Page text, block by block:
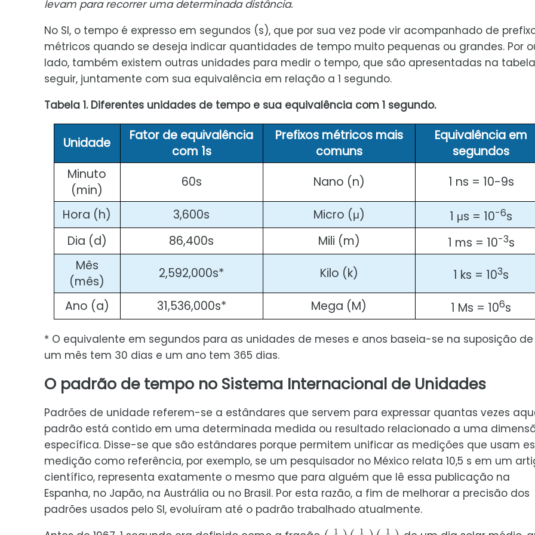
levam para recorrer uma determinada distância.
No SI, o tempo é expresso em segundos (s), que por sua vez pode vir acompanhado de
métricos quando se deseja indicar quantidades de tempo muito pequenas ou grandes. Por
lado, também existem outras unidades para medir o tempo, que são apresentadas na
seguir, juntamente com sua equivalência em relação a 1 segundo.
Tabela 1. Diferentes unidades de tempo e sua equivalência com 1 segundo.
Unidade
Fator de equivalência
com 1s
Prefixos métricos mais
comuns
Equivalência em
segundos
Minuto
(min)
60s Nano (n) 1 ns = 10-9s
Hora (h) 3,600s Micro (μ) 1 μs = 10-6s
Dia (d)
86,400s Mili (m) 1 ms = 10-3s
Mês
(mês)
2,592,000s* Kilo (k) 1 ks = 103s
Ano (a)
31,536,000s* Mega (M) 1 Ms = 106s
* O equivalente em segundos para as unidades de meses e anos baseia-se na suposição
um mês tem 30 dias e um ano tem 365 dias.
O padrão de tempo no Sistema Internacional de Unidades
Padrões de unidade referem-se a estândares que servem para expressar quantas vezes
padrão está contido em uma determinada medida ou resultado relacionado a uma
específica. Disse-se que são estândares porque permitem unificar as medições que usam
medição como referência, por exemplo, se um pesquisador no México relata 10,5 s em um
científico, representa exatamente o mesmo que para alguém que lê essa publicação na
Espanha, no Japão, na Austrália ou no Brasil. Por esta razão, a fim de melhorar a precisão dos
padrões usados pelo SI, evoluíram até o padrão trabalhado atualmente.
(1 60 )( 1 60)
(1 24 )